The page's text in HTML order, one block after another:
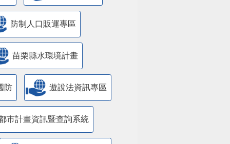
防制人口販運專區
苗栗縣水環境計畫
防 遊說法資訊專區
市計畫資訊暨查詢系統